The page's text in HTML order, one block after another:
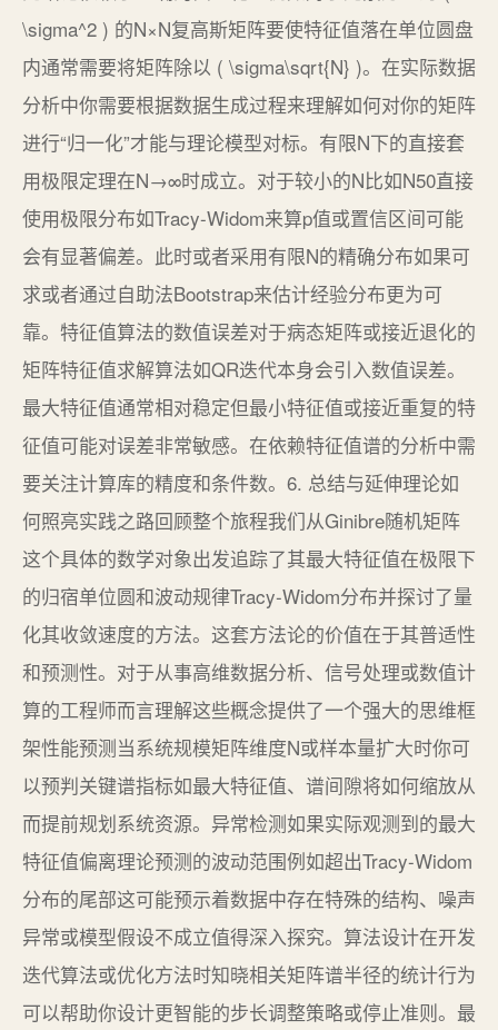
\sigma^2 ) 的N×N复高斯矩阵要使特征值落在单位圆盘
内通常需要将矩阵除以 ( \sigma\sqrt{N} )。在实际数据
分析中你需要根据数据生成过程来理解如何对你的矩阵
进行“归一化”才能与理论模型对标。有限N下的直接套
用极限定理在N→∞时成立。对于较小的N比如N50直接
使用极限分布如Tracy-Widom来算p值或置信区间可能
会有显著偏差。此时或者采用有限N的精确分布如果可
求或者通过自助法Bootstrap来估计经验分布更为可
靠。特征值算法的数值误差对于病态矩阵或接近退化的
矩阵特征值求解算法如QR迭代本身会引入数值误差。
最大特征值通常相对稳定但最小特征值或接近重复的特
征值可能对误差非常敏感。在依赖特征值谱的分析中需
要关注计算库的精度和条件数。6. 总结与延伸理论如
何照亮实践之路回顾整个旅程我们从Ginibre随机矩阵
这个具体的数学对象出发追踪了其最大特征值在极限下
的归宿单位圆和波动规律Tracy-Widom分布并探讨了量
化其收敛速度的方法。这套方法论的价值在于其普适性
和预测性。对于从事高维数据分析、信号处理或数值计
算的工程师而言理解这些概念提供了一个强大的思维框
架性能预测当系统规模矩阵维度N或样本量扩大时你可
以预判关键谱指标如最大特征值、谱间隙将如何缩放从
而提前规划系统资源。异常检测如果实际观测到的最大
特征值偏离理论预测的波动范围例如超出Tracy-Widom
分布的尾部这可能预示着数据中存在特殊的结构、噪声
异常或模型假设不成立值得深入探究。算法设计在开发
迭代算法或优化方法时知晓相关矩阵谱半径的统计行为
可以帮助你设计更智能的步长调整策略或停止准则。最